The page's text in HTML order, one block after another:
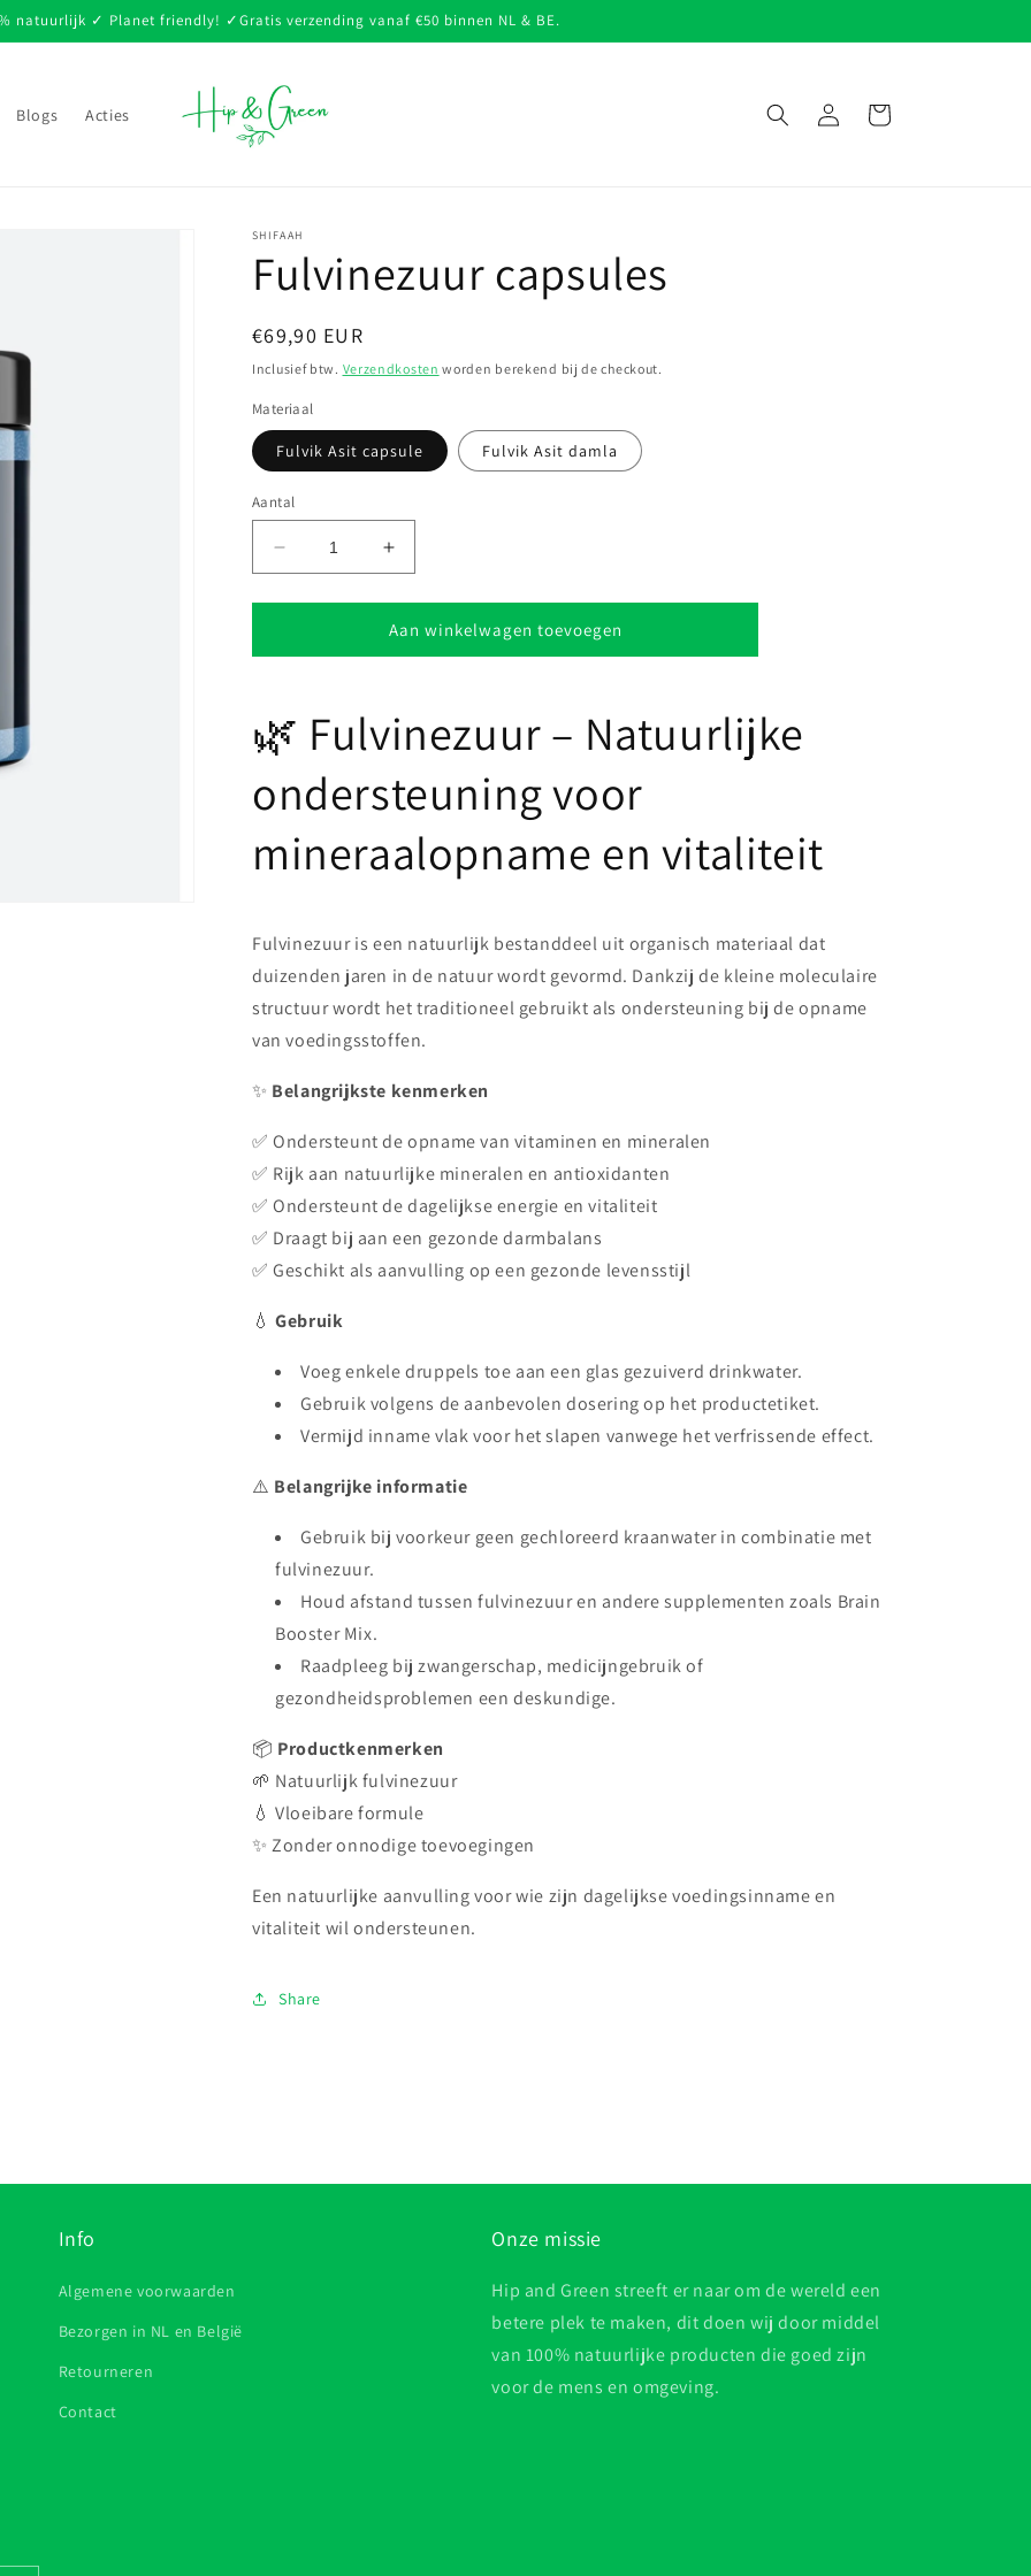
natuurlijk ✓ Planet friendly! ✓Gratis verzending vanaf €50 binnen NL & BE.
Blogs Acties InloggenWinkelwagen
SHIFAAH
Fulvinezuur capsules
Normale
prijs
€69,90 EUR
Inclusief btw. Verzendkosten worden berekend bij de checkout.
Materiaal
Fulvik Asit capsule Fulvik Asit damla
Aantal
Aantal
verlagen
voor
capsules
Aantal
verhogen
voor
Fulvinezuur
capsules
Aan winkelwagen toevoegen
🌿 Fulvinezuur – Natuurlijke
ondersteuning voor
mineraalopname en vitaliteit
Fulvinezuur is een natuurlijk bestanddeel uit organisch materiaal dat
duizenden jaren in de natuur wordt gevormd. Dankzij de kleine moleculaire
structuur wordt het traditioneel gebruikt als ondersteuning bij de opname
van voedingsstoffen.
✨ Belangrijkste kenmerken
✅ Ondersteunt de opname van vitaminen en mineralen
✅ Rijk aan natuurlijke mineralen en antioxidanten
✅ Ondersteunt de dagelijkse energie en vitaliteit
✅ Draagt bij aan een gezonde darmbalans
✅ Geschikt als aanvulling op een gezonde levensstijl
💧Gebruik
Voeg enkele druppels toe aan een glas gezuiverd drinkwater.
Gebruik volgens de aanbevolen dosering op het productetiket.
Vermijd inname vlak voor het slapen vanwege het verfrissende effect.
⚠️ Belangrijke informatie
Gebruik bij voorkeur geen gechloreerd kraanwater in combinatie met
fulvinezuur.
Houd afstand tussen fulvinezuur en andere supplementen zoals Brain
Booster Mix.
Raadpleeg bij zwangerschap, medicijngebruik of
gezondheidsproblemen een deskundige.
📦 Productkenmerken
🌱 Natuurlijk fulvinezuur
💧 Vloeibare formule
✨ Zonder onnodige toevoegingen
Een natuurlijke aanvulling voor wie zijn dagelijkse voedingsinname en
vitaliteit wil ondersteunen.
Share
Info
Algemene voorwaarden
Bezorgen in NL en België
Retourneren
Contact
Onze missie
Hip and Green streeft er naar om de wereld een
betere plek te maken, dit doen wij door middel
van 100% natuurlijke producten die goed zijn
voor de mens en omgeving.